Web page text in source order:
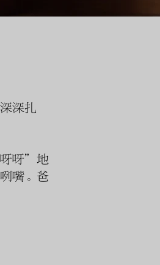
深扎
呀呀”地
嘴。爸